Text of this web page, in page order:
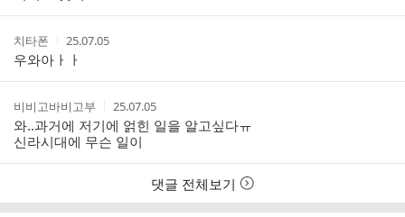
작
성
자
치타폰
작
성
시
간
25.07.05
우와아ㅏㅏ
작
성
자
비비고바비고부
작
성
시
간
25.07.05
와..과거에 저기에 얽힌 일을 알고싶다ㅠ
신라시대에 무슨 일이
댓글 전체보기